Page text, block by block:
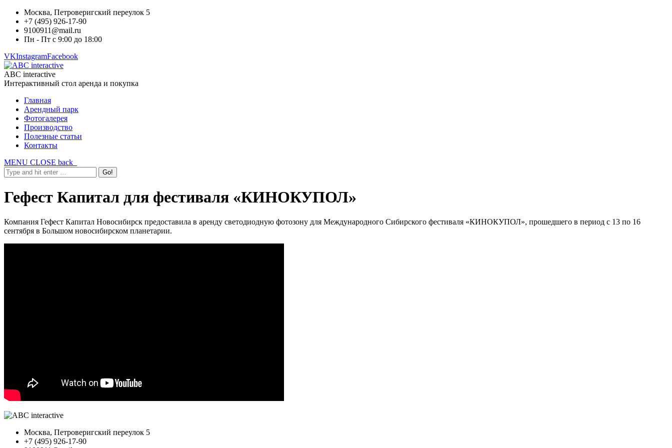
Москва, Петроверигский переулок 5
+7 (495) 926-17-90
9100911@mail.ru
Пн - Пт с 9:00 до 18:00
VKInstagramFacebook
ABC interactive
Интерактивный стол аренда и покупка
Главная
Арендный парк
Фотогалерея
Производство
Полезные статьи
Контакты
MENU CLOSE back
Гефест Капитал для фестиваля «КИНОКУПОЛ»
Компания Гефест Капитал Новосибирск предоставила в аренду светодиодную фотозону для Международного Сибирского фестиваля «КИНОКУПОЛ», прошедшего в период с 13 по 16
сентября в Большом новосибирском планетарии.
Москва, Петроверигский переулок 5
+7 (495) 926-17-90